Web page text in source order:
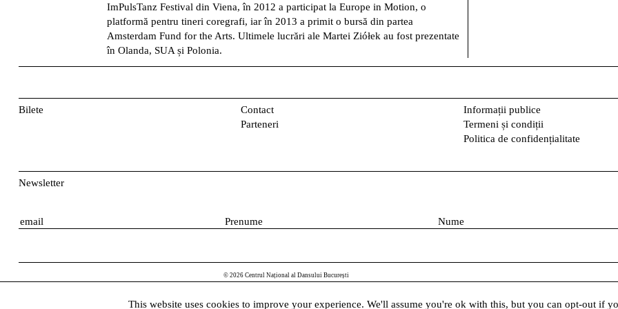
ImPulsTanz Festival din Viena, în 2012 a participat la Europe in Motion, o
platformă pentru tineri coregrafi, iar în 2013 a primit o bursă din partea
Amsterdam Fund for the Arts. Ultimele lucrări ale Martei Ziółek au fost prezentate
în Olanda, SUA și Polonia.
Bilete
Contact
Parteneri
Informații publice
Termeni și condiții
Politica de confidențialitate
Newsletter
E
i
l
P
n
u
N
e
© 2026 Centrul Național al Dansului București
This website uses cookies to improve your experience. We'll assume you're ok with this, but you can opt-out if